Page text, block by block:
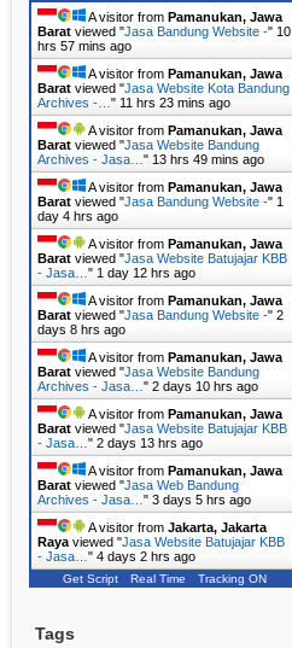
A visitor from Pamanukan, Jawa
Barat viewed "Jasa Bandung Website -" 10
hrs 57 mins ago
A visitor from Pamanukan, Jawa
Barat viewed "Jasa Website Kota Bandung
Archives -… " 11 hrs 23 mins ago
A visitor from Pamanukan, Jawa
Barat viewed "Jasa Website Bandung
Archives - Jasa… " 13 hrs 49 mins ago
A visitor from Pamanukan, Jawa
Barat viewed "Jasa Bandung Website -" 1
day 4 hrs ago
A visitor from Pamanukan, Jawa
Barat viewed "Jasa Website Batujajar KBB
- Jasa… " 1 day 12 hrs ago
A visitor from Pamanukan, Jawa
Barat viewed "Jasa Bandung Website -" 2
days 8 hrs ago
A visitor from Pamanukan, Jawa
Barat viewed "Jasa Website Bandung
Archives - Jasa… " 2 days 10 hrs ago
A visitor from Pamanukan, Jawa
Barat viewed "Jasa Website Batujajar KBB
- Jasa… " 2 days 13 hrs ago
A visitor from Pamanukan, Jawa
Barat viewed "Jasa Web Bandung
Archives - Jasa… " 3 days 5 hrs ago
A visitor from Jakarta, Jakarta
Raya viewed "Jasa Website Batujajar KBB
- Jasa… " 4 days 2 hrs ago
Get Script Real Time Tracking ON
Tags